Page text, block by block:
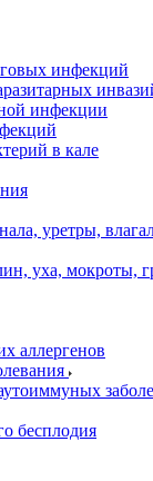
инфекций
инфекции
в кале
уретры,
уха, мокроты,
аллергенов
бесплодия